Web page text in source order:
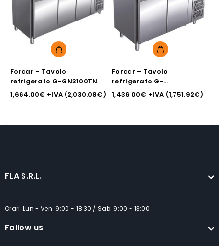
Forcar – Tavolo
refrigerato G-GN3100TN
1,664.00€ +IVA (2,030.08€)
Forcar – Tavolo
refrigerato G-
SNACK2200TN
1,436.00€ +IVA (1,751.92€)
FLA S.R.L.
Orari: Lun - Ven: 9:00 - 18:30 / Sab: 9:00 - 13:00
Follow us